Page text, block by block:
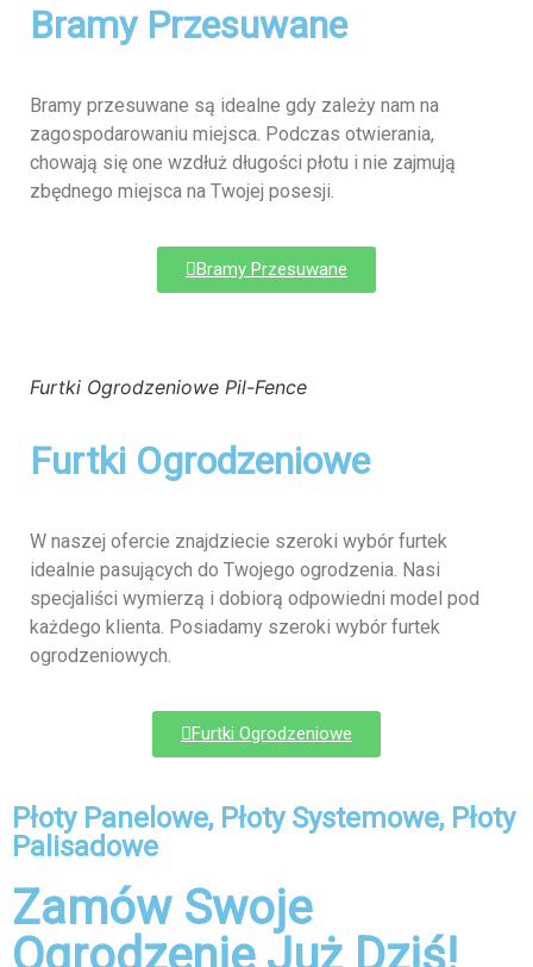
Bramy Przesuwane
Bramy przesuwane są idealne gdy zależy nam na
zagospodarowaniu miejsca. Podczas otwierania,
chowają się one wzdłuż długości płotu i nie zajmują
zbędnego miejsca na Twojej posesji.
Bramy Przesuwane
Furtki Ogrodzeniowe Pil-Fence
Furtki Ogrodzeniowe
W naszej ofercie znajdziecie szeroki wybór furtek
idealnie pasujących do Twojego ogrodzenia. Nasi
specjaliści wymierzą i dobiorą odpowiedni model pod
każdego klienta. Posiadamy szeroki wybór furtek
ogrodzeniowych.
Furtki Ogrodzeniowe
Płoty Panelowe, Płoty Systemowe, Płoty
Palisadowe
Zamów Swoje